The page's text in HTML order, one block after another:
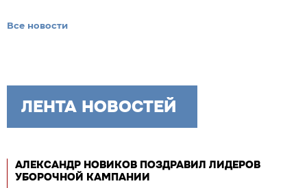
Все новости
ЛЕНТА НОВОСТЕЙ
АЛЕКСАНДР НОВИКОВ ПОЗДРАВИЛ ЛИДЕРОВ
УБОРОЧНОЙ КАМПАНИИ